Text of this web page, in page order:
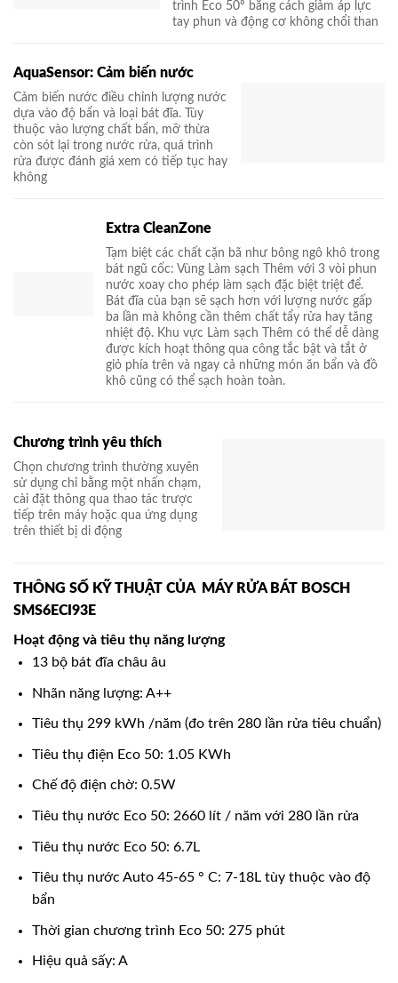
trình Eco 50º bằng cách giảm áp lực
tay phun và động cơ không chổi than
AquaSensor: Cảm biến nước
Cảm biến nước điều chỉnh lượng nước
dựa vào độ bẩn và loại bát đĩa. Tùy
thuộc vào lượng chất bẩn, mỡ thừa
còn sót lại trong nước rửa, quá trình
rửa được đánh giá xem có tiếp tục hay
không
Extra CleanZone
Tạm biệt các chất cặn bã như bông ngô khô trong
bát ngũ cốc: Vùng Làm sạch Thêm với 3 vòi phun
nước xoay cho phép làm sạch đặc biệt triệt để.
Bát đĩa của bạn sẽ sạch hơn với lượng nước gấp
ba lần mà không cần thêm chất tẩy rửa hay tăng
nhiệt độ. Khu vực Làm sạch Thêm có thể dễ dàng
được kích hoạt thông qua công tắc bật và tắt ở
giỏ phía trên và ngay cả những món ăn bẩn và đồ
khô cũng có thể sạch hoàn toàn.
Chương trình yêu thích
Chọn chương trình thường xuyên
sử dụng chỉ bằng một nhấn chạm,
cài đặt thông qua thao tác trược
tiếp trên máy hoặc qua ứng dụng
trên thiết bị di động
THÔNG SỐ KỸ THUẬT CỦA MÁY RỬA BÁT BOSCH
SMS6ECI93E
Hoạt động và tiêu thụ năng lượng
13 bộ bát đĩa châu âu
Nhãn năng lượng: A++
Tiêu thụ 299 kWh /năm (đo trên 280 lần rửa tiêu chuẩn)
Tiêu thụ điện Eco 50: 1.05 KWh
Chế độ điện chờ: 0.5W
Tiêu thụ nước Eco 50: 2660 lít / năm với 280 lần rửa
Tiêu thụ nước Eco 50: 6.7L
Tiêu thụ nước Auto 45-65 ° C: 7-18L tùy thuộc vào độ
bẩn
Thời gian chương trình Eco 50: 275 phút
Hiệu quả sấy: A